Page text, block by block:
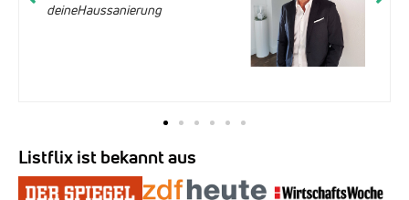
deineHaussanierung
Listflix ist bekannt aus